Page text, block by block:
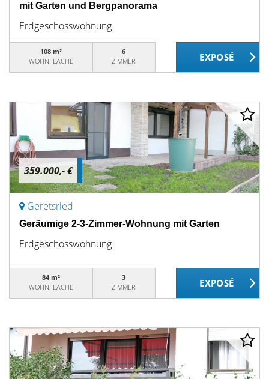
mit Garten und Bergpanorama
Erdgeschosswohnung
108 m²
WOHNFLÄCHE
6
ZIMMER
359.000,- €
Geretsried
Geräumige 2-3-Zimmer-Wohnung mit Garten
Erdgeschosswohnung
84 m²
WOHNFLÄCHE
3
ZIMMER